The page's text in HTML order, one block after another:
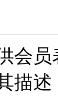
会
描述